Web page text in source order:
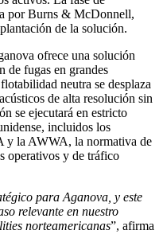
por Burns & McDonnell,
de la solución.
ofrece una solución
de fugas en grandes
neutra se desplaza
de alta resolución sin
se ejecutará en estricto
incluidos los
y la AWWA, la normativa de
operativos y de tráfico
para Aganova, y este
relevante en nuestro
norteamericanas”, afirma